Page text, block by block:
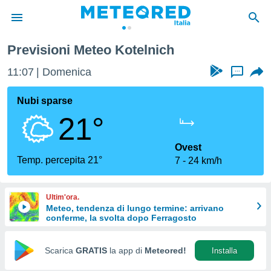
di
per
le
di
Web
Previsioni Meteo Kotelnich
11:07 Domenica ...
Nubi sparse
21°
Temp. percepita 21°
Ovest
7
24 km/h
Ultim'ora.
Meteo, tendenza di lungo termine: arrivano
conferme, la svolta dopo Ferragosto
Scarica GRATIS la app di Meteored! Installa